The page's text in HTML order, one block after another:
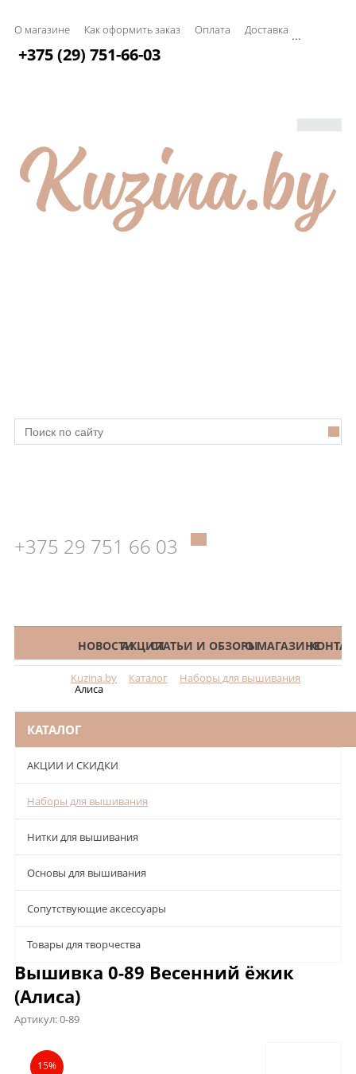
О магазине Как оформить заказ Оплата Доставка ...
+375 (29) 751-66-03
+375 29 751 66 03
КАТАЛОГНОВОСТИАКЦИИСТАТЬИ И ОБЗОРЫО МАГАЗИНЕ
Kuzina.by Каталог Наборы для вышивания
Алиса
КАТАЛОГ
АКЦИИ И СКИДКИ
Наборы для вышивания
Нитки для вышивания
Основы для вышивания
Сопутствующие аксессуары
Товары для творчества
Вышивка 0-89 Весенний ёжик
(Алиса)
Артикул:0-89
Описание
15%